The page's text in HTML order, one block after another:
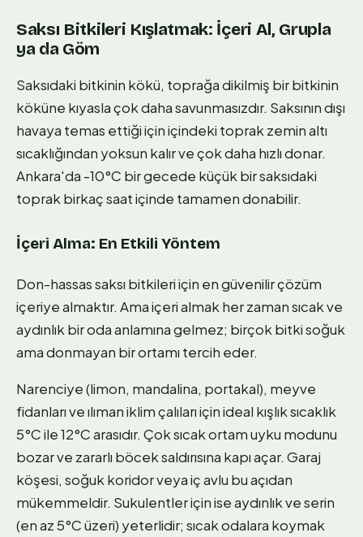
Saksı Bitkileri Kışlatmak: İçeri Al, Grupla
ya da Göm
Saksıdaki bitkinin kökü, toprağa dikilmiş bir bitkinin
köküne kıyasla çok daha savunmasızdır. Saksının dışı
havaya temas ettiği için içindeki toprak zemin altı
sıcaklığından yoksun kalır ve çok daha hızlı donar.
Ankara'da -10°C bir gecede küçük bir saksıdaki
toprak birkaç saat içinde tamamen donabilir.
İçeri Alma: En Etkili Yöntem
Don-hassas saksı bitkileri için en güvenilir çözüm
içeriye almaktır. Ama içeri almak her zaman sıcak ve
aydınlık bir oda anlamına gelmez; birçok bitki soğuk
ama donmayan bir ortamı tercih eder.
Narenciye (limon, mandalina, portakal), meyve
fidanları ve ılıman iklim çalıları için ideal kışlık sıcaklık
5°C ile 12°C arasıdır. Çok sıcak ortam uyku modunu
bozar ve zararlı böcek saldırısına kapı açar. Garaj
köşesi, soğuk koridor veya iç avlu bu açıdan
mükemmeldir. Sukulentler için ise aydınlık ve serin
(en az 5°C üzeri) yeterlidir; sıcak odalara koymak